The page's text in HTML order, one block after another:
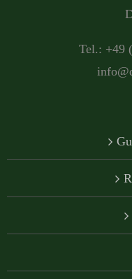
Tel.: +49